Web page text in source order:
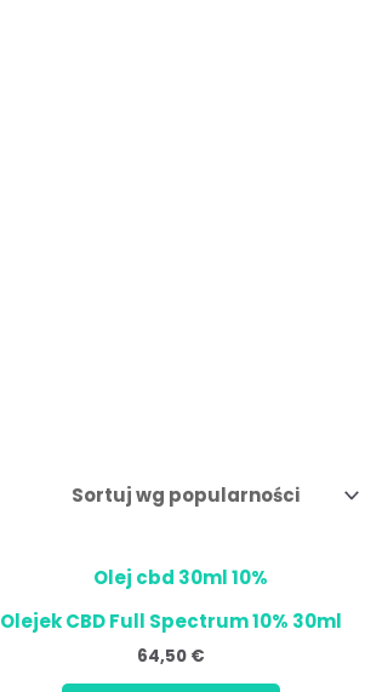
Olejek CBD Full Spectrum 10% 30ml
64,50 €